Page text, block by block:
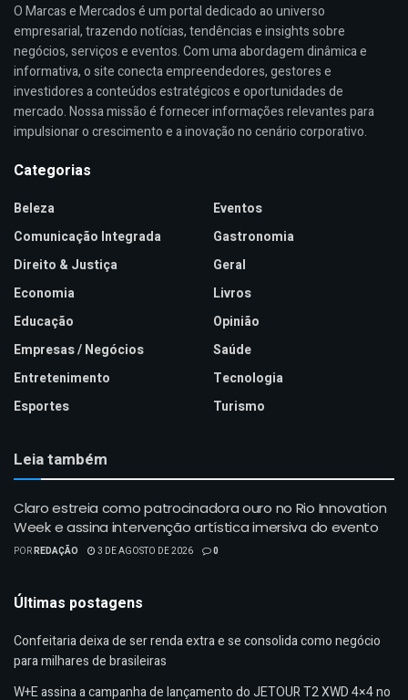
O Marcas e Mercados é um portal dedicado ao universo
empresarial, trazendo notícias, tendências e insights sobre
negócios, serviços e eventos. Com uma abordagem dinâmica e
informativa, o site conecta empreendedores, gestores e
investidores a conteúdos estratégicos e oportunidades de
mercado. Nossa missão é fornecer informações relevantes para
impulsionar o crescimento e a inovação no cenário corporativo.
Categorias
Beleza
Comunicação Integrada
Direito & Justiça
Economia
Educação
Empresas / Negócios
Entretenimento
Esportes
Eventos
Gastronomia
Geral
Livros
Opinião
Saúde
Tecnologia
Turismo
Leia também
Claro estreia como patrocinadora ouro no Rio Innovation
Week e assina intervenção artística imersiva do evento
PORREDAÇÃO 3 DE AGOSTO DE 2026 0
Últimas postagens
Confeitaria deixa de ser renda extra e se consolida como negócio
para milhares de brasileiras
W+E assina a campanha de lançamento do JETOUR T2 XWD 4×4 no